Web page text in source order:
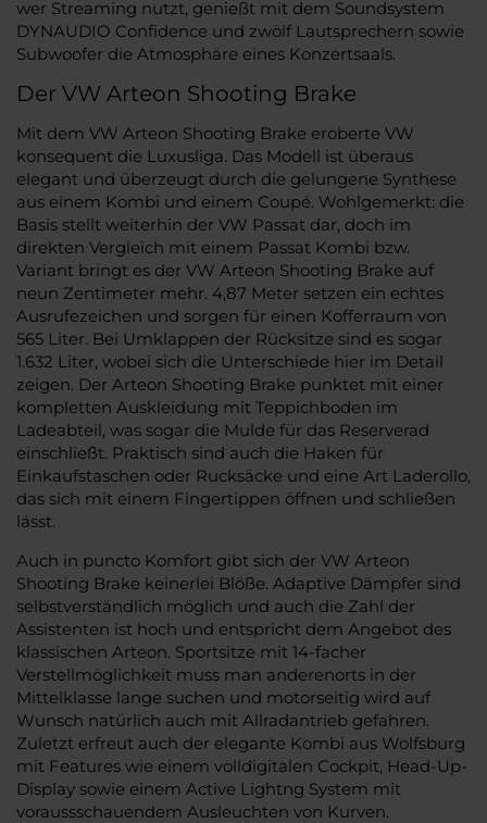
wer Streaming nutzt, genießt mit dem Soundsystem
DYNAUDIO Confidence und zwölf Lautsprechern sowie
Subwoofer die Atmosphäre eines Konzertsaals.
Der VW Arteon Shooting Brake
Mit dem VW Arteon Shooting Brake eroberte VW
konsequent die Luxusliga. Das Modell ist überaus
elegant und überzeugt durch die gelungene Synthese
aus einem Kombi und einem Coupé. Wohlgemerkt: die
Basis stellt weiterhin der VW Passat dar, doch im
direkten Vergleich mit einem Passat Kombi bzw.
Variant bringt es der VW Arteon Shooting Brake auf
neun Zentimeter mehr. 4,87 Meter setzen ein echtes
Ausrufezeichen und sorgen für einen Kofferraum von
565 Liter. Bei Umklappen der Rücksitze sind es sogar
1.632 Liter, wobei sich die Unterschiede hier im Detail
zeigen. Der Arteon Shooting Brake punktet mit einer
kompletten Auskleidung mit Teppichboden im
Ladeabteil, was sogar die Mulde für das Reserverad
einschließt. Praktisch sind auch die Haken für
Einkaufstaschen oder Rucksäcke und eine Art Laderollo,
das sich mit einem Fingertippen öffnen und schließen
lässt.
Auch in puncto Komfort gibt sich der VW Arteon
Shooting Brake keinerlei Blöße. Adaptive Dämpfer sind
selbstverständlich möglich und auch die Zahl der
Assistenten ist hoch und entspricht dem Angebot des
klassischen Arteon. Sportsitze mit 14-facher
Verstellmöglichkeit muss man anderenorts in der
Mittelklasse lange suchen und motorseitig wird auf
Wunsch natürlich auch mit Allradantrieb gefahren.
Zuletzt erfreut auch der elegante Kombi aus Wolfsburg
mit Features wie einem volldigitalen Cockpit, Head-Up-
Display sowie einem Active Lightng System mit
voraussschauendem Ausleuchten von Kurven.